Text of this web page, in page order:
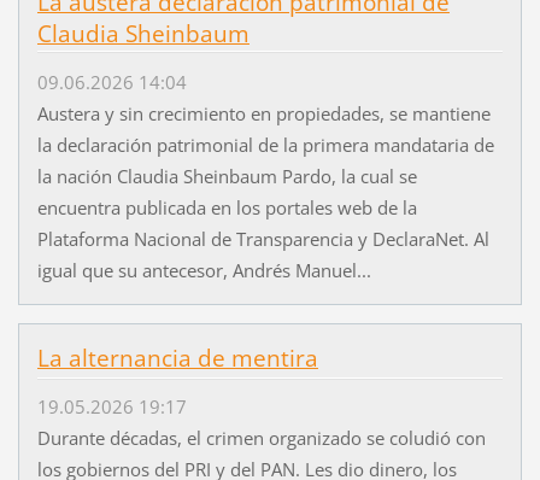
Claudia Sheinbaum
09.06.2026 14:04
Austera y sin crecimiento en propiedades, se mantiene
la declaración patrimonial de la primera mandataria de
la nación Claudia Sheinbaum Pardo, la cual se
encuentra publicada en los portales web de la
Plataforma Nacional de Transparencia y DeclaraNet. Al
igual que su antecesor, Andrés Manuel...
La alternancia de mentira
19.05.2026 19:17
Durante décadas, el crimen organizado se coludió con
los gobiernos del PRI y del PAN. Les dio dinero, los